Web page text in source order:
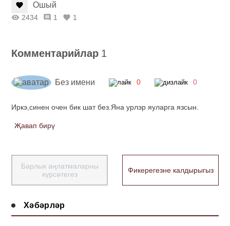
Ошый
2434 1 1
Комментарийлар 1
Без имени 0 0
Иркэ,синен очен бик шат без.Яна урлэр яуларга язсын.
Җавап бирү
Барлык аңлатмаларны
күрсәтегез
Фикерегезне калдырыгыз
Хәбәрләр